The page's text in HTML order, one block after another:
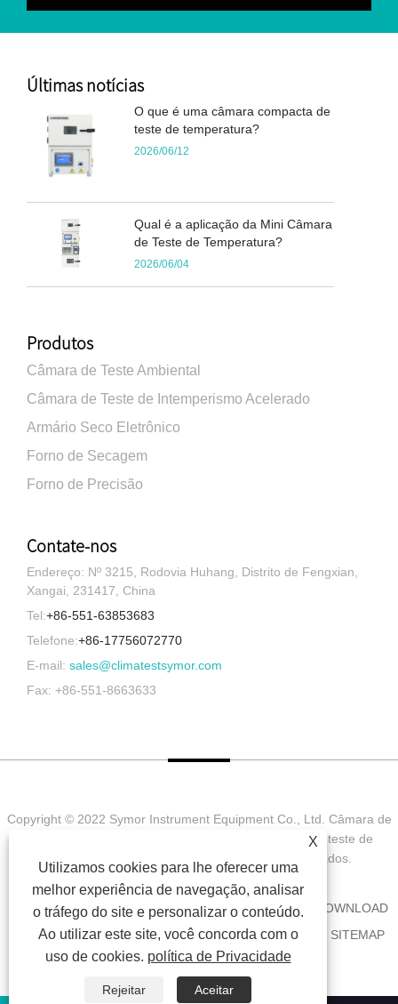
Últimas notícias
O que é uma câmara compacta de
teste de temperatura?
2026/06/12
Qual é a aplicação da Mini Câmara
de Teste de Temperatura?
2026/06/04
Produtos
Câmara de Teste Ambiental
Câmara de Teste de Intemperismo Acelerado
Armário Seco Eletrônico
Forno de Secagem
Forno de Precisão
Contate-nos
Endereço: Nº 3215, Rodovia Huhang, Distrito de Fengxian,
Xangai, 231417, China
Tel:+86-551-63853683
Telefone:+86-17756072770
E-mail: sales@climatestsymor.com
Fax: +86-551-8663633
Copyright © 2022 Symor Instrument Equipment Co., Ltd. Câmara de
teste ambiental, gabinete seco eletrônico, câmara de teste de
intemperismo acelerado Todos os direitos reservados.
CASA SOBRE NÓS PRODUTOS NOTÍCIA
DOWNLOAD
ENVIAR CONSULTA
CONTATE-NOS LINKS
SITEMAP
RSS
XML PRIVACY POLICY
X
Utilizamos cookies para lhe oferecer uma
melhor experiência de navegação, analisar
o tráfego do site e personalizar o conteúdo.
Ao utilizar este site, você concorda com o
uso de cookies. política de Privacidade
Rejeitar Aceitar